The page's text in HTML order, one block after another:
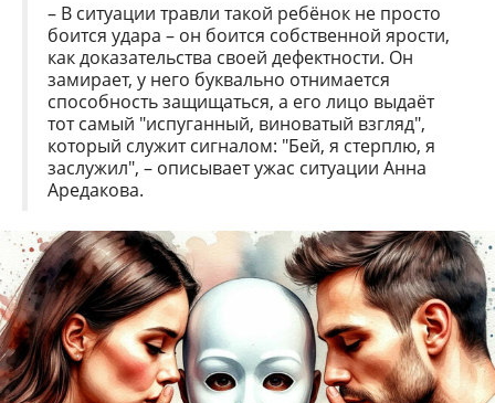
– В ситуации травли такой ребёнок не просто
боится удара – он боится собственной ярости,
как доказательства своей дефектности. Он
замирает, у него буквально отнимается
способность защищаться, а его лицо выдаёт
тот самый "испуганный, виноватый взгляд",
который служит сигналом: "Бей, я стерплю, я
заслужил", – описывает ужас ситуации Анна
Аредакова.